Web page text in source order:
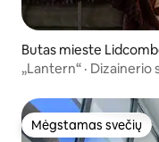
Butas mieste
„Lantern“ ·
Mėgstamas svečių
Mėgstamas svečių